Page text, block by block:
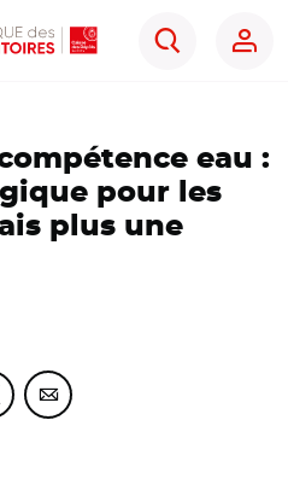
Rechercher
eau :
pour les
plus une
sur Facebook
cette page sur Linkedin
cette page sur Twitter
Partager cette page sur